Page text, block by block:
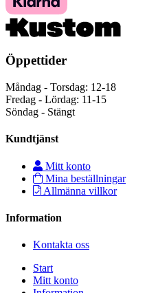
Öppettider
Måndag - Torsdag: 12-18
Fredag - Lördag: 11-15
Söndag - Stängt
Kundtjänst
Mitt konto
Mina beställningar
Allmänna villkor
Information
Kontakta oss
Start
Mitt konto